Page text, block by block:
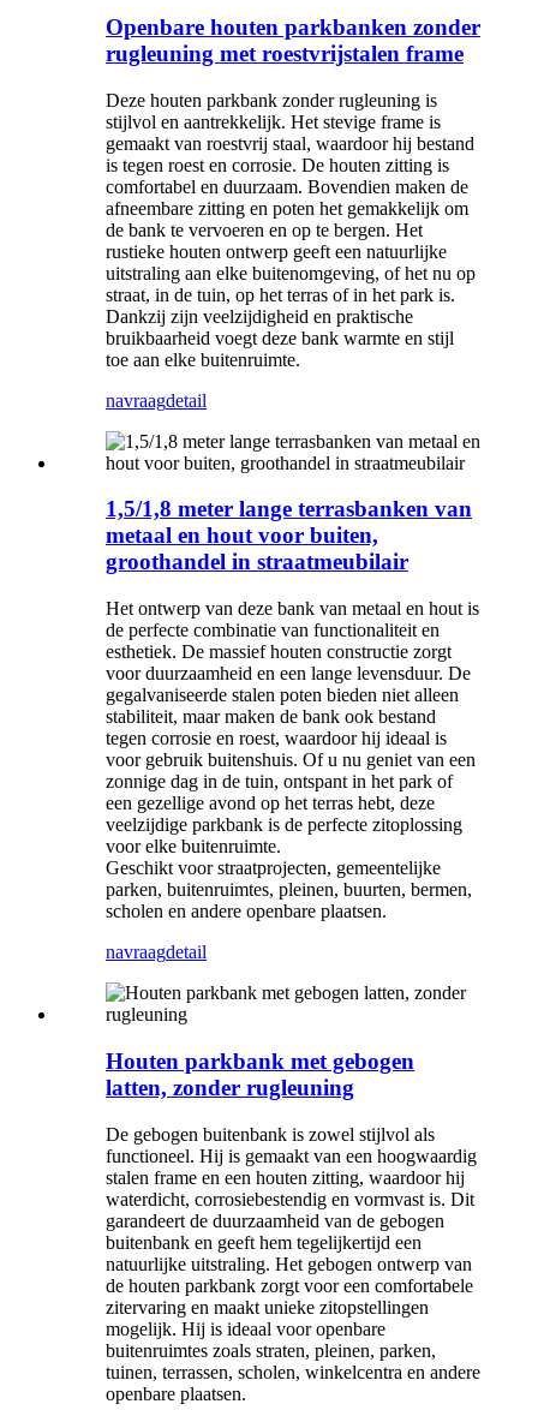
Openbare houten parkbanken zonder
rugleuning met roestvrijstalen frame
Deze houten parkbank zonder rugleuning is
stijlvol en aantrekkelijk. Het stevige frame is
gemaakt van roestvrij staal, waardoor hij bestand
is tegen roest en corrosie. De houten zitting is
comfortabel en duurzaam. Bovendien maken de
afneembare zitting en poten het gemakkelijk om
de bank te vervoeren en op te bergen. Het
rustieke houten ontwerp geeft een natuurlijke
uitstraling aan elke buitenomgeving, of het nu op
straat, in de tuin, op het terras of in het park is.
Dankzij zijn veelzijdigheid en praktische
bruikbaarheid voegt deze bank warmte en stijl
toe aan elke buitenruimte.
navraagdetail
1,5/1,8 meter lange terrasbanken van
metaal en hout voor buiten,
groothandel in straatmeubilair
Het ontwerp van deze bank van metaal en hout is
de perfecte combinatie van functionaliteit en
esthetiek. De massief houten constructie zorgt
voor duurzaamheid en een lange levensduur. De
gegalvaniseerde stalen poten bieden niet alleen
stabiliteit, maar maken de bank ook bestand
tegen corrosie en roest, waardoor hij ideaal is
voor gebruik buitenshuis. Of u nu geniet van een
zonnige dag in de tuin, ontspant in het park of
een gezellige avond op het terras hebt, deze
veelzijdige parkbank is de perfecte zitoplossing
voor elke buitenruimte.
Geschikt voor straatprojecten, gemeentelijke
parken, buitenruimtes, pleinen, buurten, bermen,
scholen en andere openbare plaatsen.
navraagdetail
Houten parkbank met gebogen
latten, zonder rugleuning
De gebogen buitenbank is zowel stijlvol als
functioneel. Hij is gemaakt van een hoogwaardig
stalen frame en een houten zitting, waardoor hij
waterdicht, corrosiebestendig en vormvast is. Dit
garandeert de duurzaamheid van de gebogen
buitenbank en geeft hem tegelijkertijd een
natuurlijke uitstraling. Het gebogen ontwerp van
de houten parkbank zorgt voor een comfortabele
zitervaring en maakt unieke zitopstellingen
mogelijk. Hij is ideaal voor openbare
buitenruimtes zoals straten, pleinen, parken,
tuinen, terrassen, scholen, winkelcentra en andere
openbare plaatsen.